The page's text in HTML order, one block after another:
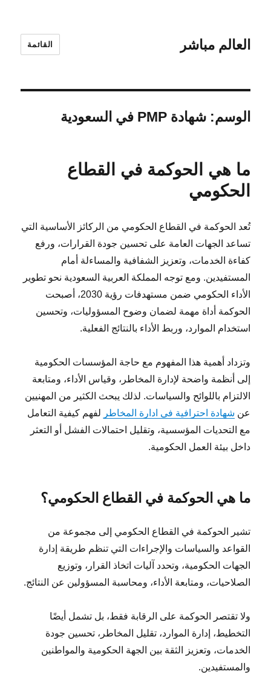
العالم مباشر القائمة
الوسم:شهادة PMP في السعودية
ما هي الحوكمة في القطاع
الحكومي
تُعد الحوكمة في القطاع الحكومي من الركائز الأساسية التي
تساعد الجهات العامة على تحسين جودة القرارات، ورفع
كفاءة الخدمات، وتعزيز الشفافية والمساءلة أمام
المستفيدين. ومع توجه المملكة العربية السعودية نحو تطوير
الأداء الحكومي ضمن مستهدفات رؤية 2030، أصبحت
الحوكمة أداة مهمة لضمان وضوح المسؤوليات، وتحسين
استخدام الموارد، وربط الأداء بالنتائج الفعلية.
وتزداد أهمية هذا المفهوم مع حاجة المؤسسات الحكومية
إلى أنظمة واضحة لإدارة المخاطر، وقياس الأداء، ومتابعة
الالتزام باللوائح والسياسات. لذلك يبحث الكثير من المهنيين
عن شهادة احترافية في ادارة المخاطر لفهم كيفية التعامل
مع التحديات المؤسسية، وتقليل احتمالات الفشل أو التعثر
داخل بيئة العمل الحكومية.
ما هي الحوكمة في القطاع الحكومي؟
تشير الحوكمة في القطاع الحكومي إلى مجموعة من
القواعد والسياسات والإجراءات التي تنظم طريقة إدارة
الجهات الحكومية، وتحدد آليات اتخاذ القرار، وتوزيع
الصلاحيات، ومتابعة الأداء، ومحاسبة المسؤولين عن النتائج.
ولا تقتصر الحوكمة على الرقابة فقط، بل تشمل أيضًا
التخطيط، إدارة الموارد، تقليل المخاطر، تحسين جودة
الخدمات، وتعزيز الثقة بين الجهة الحكومية والمواطنين
والمستفيدين.